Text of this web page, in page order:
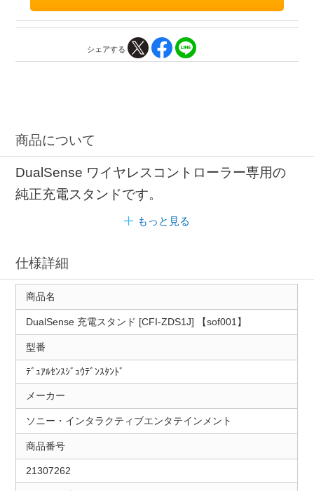
シェアする
商品について
DualSense ワイヤレスコントローラー専用の
純正充電スタンドです。
もっと見る
仕様詳細
商品名
DualSense 充電スタンド [CFI-ZDS1J] 【sof001】
型番
ﾃﾞｭｱﾙｾﾝｽｼﾞｭｳﾃﾞﾝｽﾀﾝﾄﾞ
メーカー
ソニー・インタラクティブエンタテインメント
商品番号
21307262